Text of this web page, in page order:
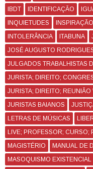
IBDT
IDENTIFICAÇÃO
INQUIETUDES
INTOLERÂNCIA
ITABUNA
JOSÉ AUGUSTO
JULGADOS TRABALHISTAS
JURISTA; DIREITO;
JURISTA; DIREITO;
JURISTAS BAIANOS
LETRAS DE MÚSICAS
LIVE; PROFESSOR; CURSO;
MAGISTÉRIO
MANUAL DE
MASOQUISMO EXISTENCIAL